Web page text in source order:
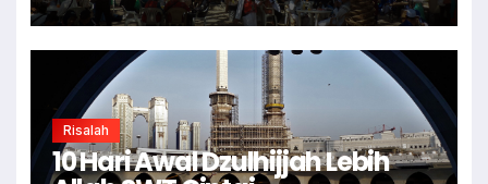
Risalah
10 Hari Awal Dzulhijjah Lebih